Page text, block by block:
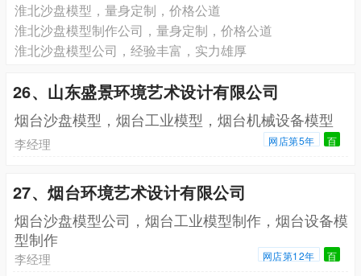
淮北沙盘模型，量身定制，价格公道
淮北沙盘模型制作公司，量身定制，价格公道
淮北沙盘模型公司，经验丰富，实力雄厚
26、山东盛景环境艺术设计有限公司
烟台沙盘模型，烟台工业模型，烟台机械设备模型
李经理 网店第5年 百
27、烟台环境艺术设计有限公司
烟台沙盘模型公司，烟台工业模型制作，烟台设备模
型制作
李经理 网店第12年 百